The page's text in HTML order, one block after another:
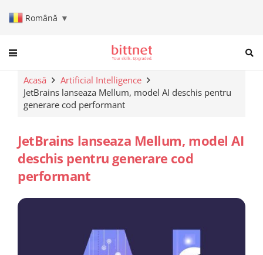
Română ▼
When autocomplete results
Acasă
Artificial Intelligence
JetBrains lanseaza Mellum, model AI deschis pentru
generare cod performant
JetBrains lanseaza Mellum, model AI
deschis pentru generare cod
performant